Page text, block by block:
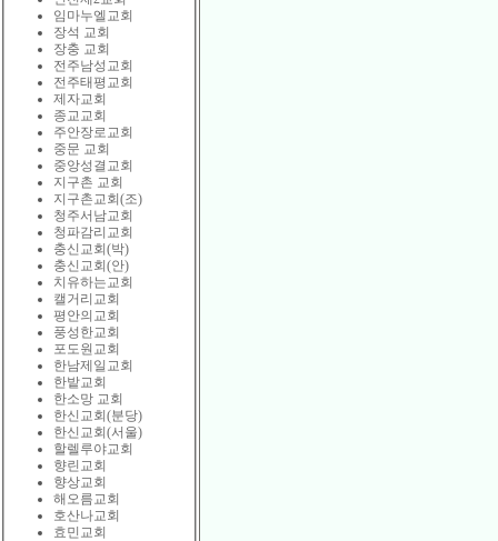
임마누엘교회
장석 교회
장충 교회
전주남성교회
전주태평교회
제자교회
종교교회
주안장로교회
중문 교회
중앙성결교회
지구촌 교회
지구촌교회(조)
청주서남교회
청파감리교회
충신교회(박)
충신교회(안)
치유하는교회
캘거리교회
평안의교회
풍성한교회
포도원교회
한남제일교회
한밭교회
한소망 교회
한신교회(분당)
한신교회(서울)
할렐루야교회
향린교회
향상교회
해오름교회
호산나교회
효민교회